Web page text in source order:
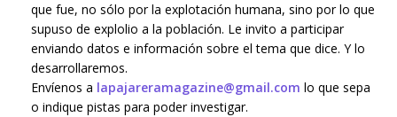
que fue, no sólo por la explotación humana, sino por lo que
supuso de explolio a la población. Le invito a participar
enviando datos e información sobre el tema que dice. Y lo
desarrollaremos.
Envíenos a lapajareramagazine@gmail.com lo que sepa
o indique pistas para poder investigar.